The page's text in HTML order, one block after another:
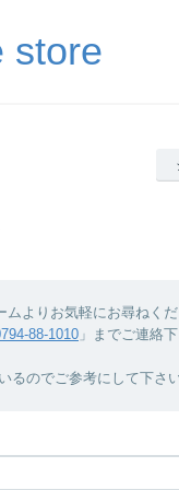
store
よりお気軽にお尋ねくだ
88-1010 」までご連絡下
るのでご参考にして下さい